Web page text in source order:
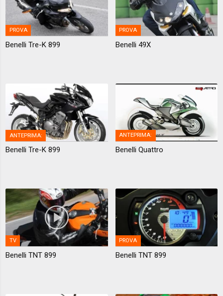
PROVA
Benelli Tre-K 899
PROVA
Benelli 49X
ANTEPRIMA:
Benelli Tre-K 899
ANTEPRIMA:
Benelli Quattro
TV
Benelli TNT 899
PROVA
Benelli TNT 899